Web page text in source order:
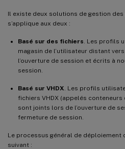
Il existe deux solutions de gestion
s’applique aux deux :
Basé sur des fichiers . Les profils
magasin de l’utilisateur distant
l’ouverture de session et écrits à
session.
Basé sur VHDX . Les profils
fichiers VHDX (appelés conteneurs
sont joints lors de l’ouverture de
fermeture de session.
Le processus général de déploiement
suivant :